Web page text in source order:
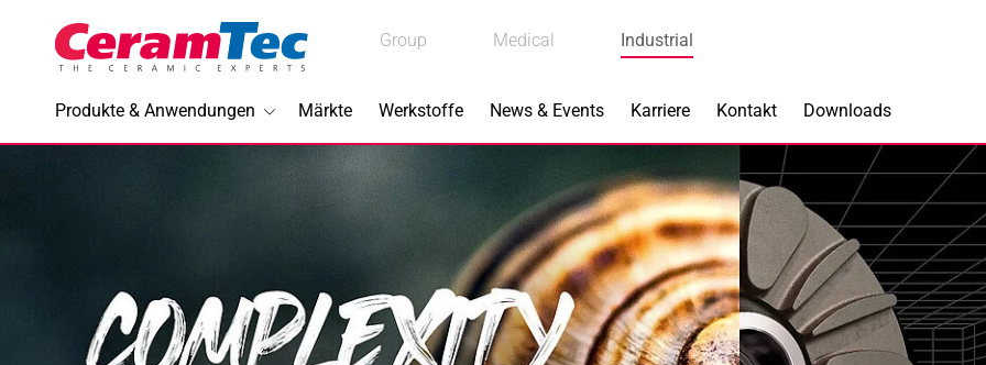
Group Medical Industrial
Produkte & Anwendungen
Im Fokus
3D-Druck
Produkte
Bremskomponenten
Märkte Werkstoffe News & Events Karriere Kontakt Downloads
Medical
Medical
Industrial